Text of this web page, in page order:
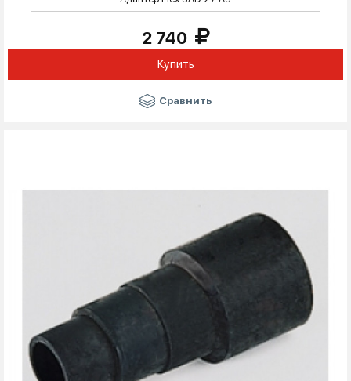
2 740
Купить
Сравнить